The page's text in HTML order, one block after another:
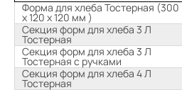
Форма для хлеба Тостерная (300
х 120 х 120 мм )
Секция форм для хлеба 3 Л
Тостерная
Секция форм для хлеба 3 Л
Тостерная с ручками
Секция форм для хлеба 4 Л
Тостерная